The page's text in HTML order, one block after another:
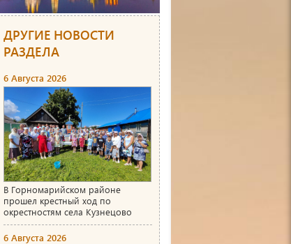
ДРУГИЕ НОВОСТИ
РАЗДЕЛА
6 Августа 2026
В Горномарийском районе
прошел крестный ход по
окрестностям села Кузнецово
6 Августа 2026